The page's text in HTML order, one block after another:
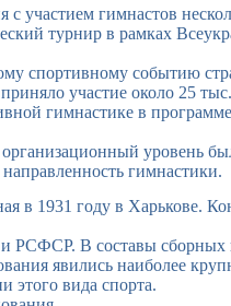
участием гимнастов
турнир в рамках
спортивному событию
участие около 25
гимнастике в
уровень
гимнастики.
в 1931 году в Харькове.
РСФСР. В составы
явились наиболее
этого вида спорта.